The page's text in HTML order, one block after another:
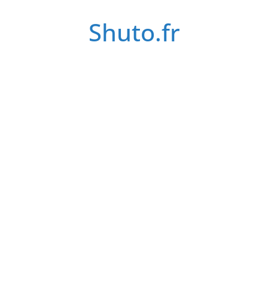
Shuto.fr